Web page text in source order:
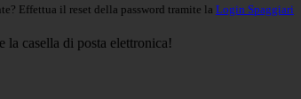
Effettua il reset della password tramite la Login Spaggiari
la casella di posta elettronica!